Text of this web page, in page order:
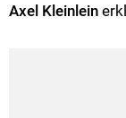
Axel Kleinlein